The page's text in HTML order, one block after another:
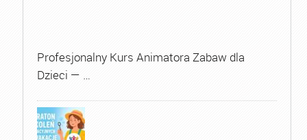
Profesjonalny Kurs Animatora Zabaw dla
Dzieci — …